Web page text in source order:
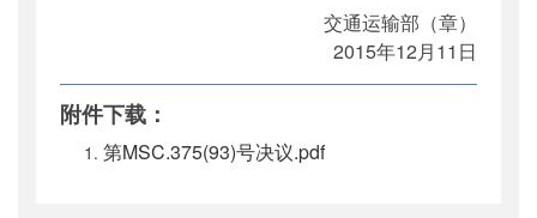
交通运输部（章）
2015年12月11日
附件下载：
第MSC.375(93)号决议.pdf